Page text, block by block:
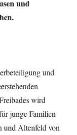
und
und
wird
junge Familien
und Altenfeld von